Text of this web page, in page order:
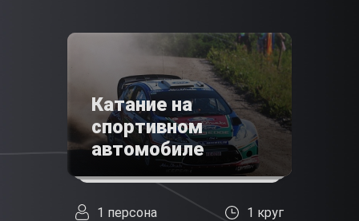
Катание на
спортивном
автомобиле
1 персона 1 круг